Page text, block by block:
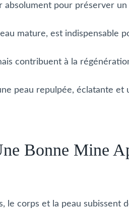
absolument pour préserver
mature, est indispensable
contribuent à la
peau repulpée, éclatante
Bonne Mine
le corps et la peau subissent